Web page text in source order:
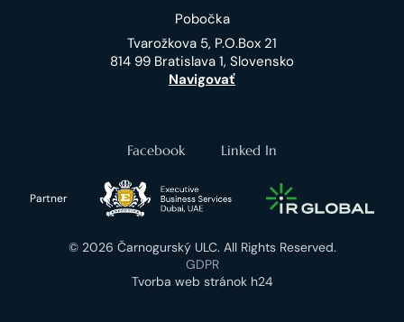
Pobočka
Tvarožkova 5, P.O.Box 21
814 99 Bratislava 1, Slovensko
Navigovať
Facebook Linked In
Partner
© 2026 Čarnogurský ULC. All Rights Reserved.
GDPR
Tvorba web stránok h24